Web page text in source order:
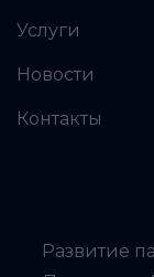
Услуги
Новости
Контакты
Развитие